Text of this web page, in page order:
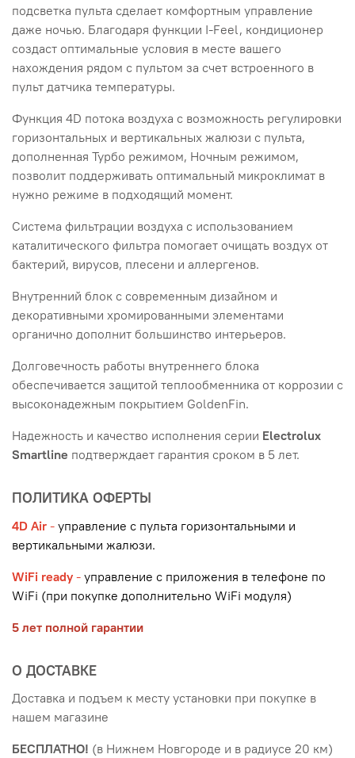
подсветка пульта сделает комфортным управление
даже ночью. Благодаря функции I-Feel, кондиционер
создаст оптимальные условия в месте вашего
нахождения рядом с пультом за счет встроенного в
пульт датчика температуры.
Функция 4D потока воздуха с возможность регулировки
горизонтальных и вертикальных жалюзи с пульта,
дополненная Турбо режимом, Ночным режимом,
позволит поддерживать оптимальный микроклимат в
нужно режиме в подходящий момент.
Система фильтрации воздуха с использованием
каталитического фильтра помогает очищать воздух от
бактерий, вирусов, плесени и аллергенов.
Внутренний блок с современным дизайном и
декоративными хромированными элементами
органично дополнит большинство интерьеров.
Долговечность работы внутреннего блока
обеспечивается защитой теплообменника от коррозии с
высоконадежным покрытием GoldenFin.
Надежность и качество исполнения серии Electrolux
Smartline подтверждает гарантия сроком в 5 лет.
ПОЛИТИКА ОФЕРТЫ
4D Air - управление с пульта горизонтальными и
вертикальными жалюзи.
WiFi ready - управление с приложения в телефоне по
WiFi (при покупке дополнительно WiFi модуля)
5 лет полной гарантии
О ДОСТАВКЕ
Доставка и подъем к месту установки при покупке в
нашем магазине
БЕСПЛАТНО! (в Нижнем Новгороде и в радиусе 20 км)